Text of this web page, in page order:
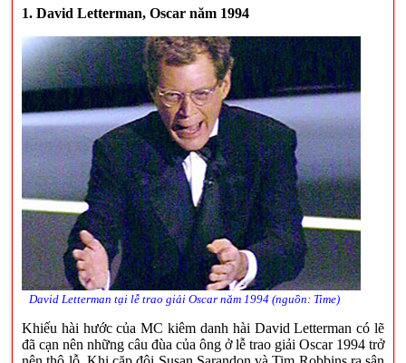
1. David Letterman, Oscar năm 1994
David Letterman tại lễ trao giải Oscar năm 1994 (nguồn: Time)
Khiếu hài hước của MC kiêm danh hài David Letterman có lẽ
đã cạn nên những câu đùa của ông ở lễ trao giải Oscar 1994 trở